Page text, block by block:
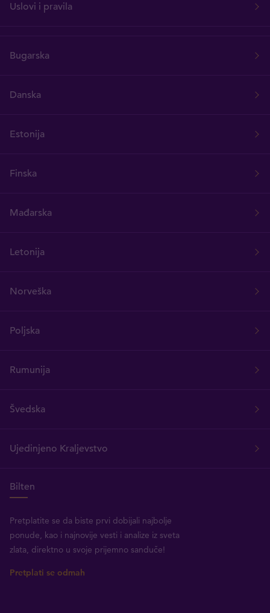
Uslovi i pravila
Bugarska
Danska
Estonija
Finska
Mađarska
Letonija
Norveška
Poljska
Rumunija
Švedska
Ujedinjeno Kraljevstvo
Bilten
Pretplatite se da biste prvi dobijali najbolje
ponude, kao i najnovije vesti i analize iz sveta
zlata, direktno u svoje prijemno sanduče!
Pretplati se odmah